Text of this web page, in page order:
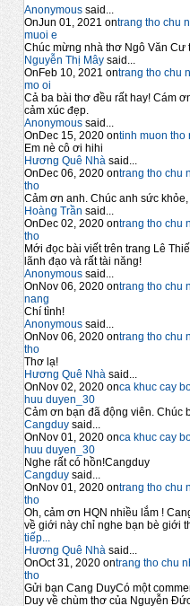
Anonymous said...
OnJun 01, 2021 ontrang tho chu
muoi e
Chúc mừng nhà thơ Ngô Văn Cư
Nguyễn Thị Mây said...
OnFeb 10, 2021 ontrang tho chu
mo oi
Cả ba bài thơ đều rất hay! Cám
cảm xúc đẹp.
Anonymous said...
OnDec 15, 2020 ontinh muon tho
Em nè cô ơi hihi
Hương Quê Nhà said...
OnDec 06, 2020 ontrang tho chu
tho
Cảm ơn anh. Chúc anh sức khỏe,
Hoàng Trần said...
OnDec 02, 2020 ontrang tho chu
tho
Mới đọc bài viết trên trang Lê
lãnh đạo và rất tài năng!
Anonymous said...
OnNov 06, 2020 ontrang tho chu
nang
Chí tình!
Anonymous said...
OnNov 06, 2020 ontrang tho chu
tho
Thơ lạ!
Hương Quê Nhà said...
OnNov 02, 2020 onca khuc cay
huu duyen_30
Cảm ơn bạn đã động viên. Chúc
Cangduy said...
OnNov 01, 2020 onca khuc cay
huu duyen_30
Nghe rất có hồn!Cangduy
Cangduy said...
OnNov 01, 2020 ontrang tho chu
tho
Oh, cảm ơn HQN nhiều lắm !
về giới này chỉ nghe bạn bè giới
tiếp...
Hương Quê Nhà said...
OnOct 31, 2020 ontrang tho chu
tho
Gửi bạn Cang DuyCó một
Duy về chùm thơ của Nguyễn